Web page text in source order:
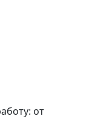
от